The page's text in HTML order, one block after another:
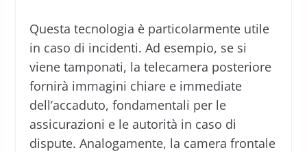
Questa tecnologia è particolarmente utile
in caso di incidenti. Ad esempio, se si
viene tamponati, la telecamera posteriore
fornirà immagini chiare e immediate
dell’accaduto, fondamentali per le
assicurazioni e le autorità in caso di
dispute. Analogamente, la camera frontale